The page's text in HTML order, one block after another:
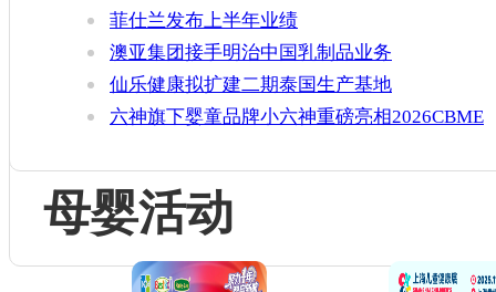
增官方健康证书通关要求
菲仕兰发布上半年业绩
澳亚集团接手明治中国乳制品业务
仙乐健康拟扩建二期泰国生产基地
六神旗下婴童品牌小六神重磅亮相2026CBME
母婴活动